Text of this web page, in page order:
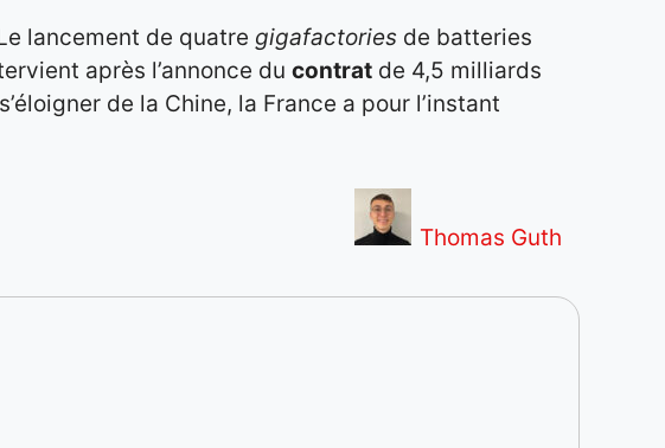
lancement de quatre gigafactories de batteries
après l’annonce du contrat de 4,5 milliards
de la Chine, la France a pour l’instant
Thomas Guth